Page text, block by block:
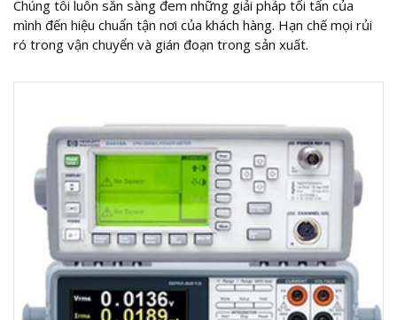
Chúng tôi luôn sẵn sàng đem những giải pháp tối tấn của
mình đến hiệu chuẩn tận nơi của khách hàng. Hạn chế mọi rủi
ró trong vận chuyển và gián đoạn trong sản xuất.